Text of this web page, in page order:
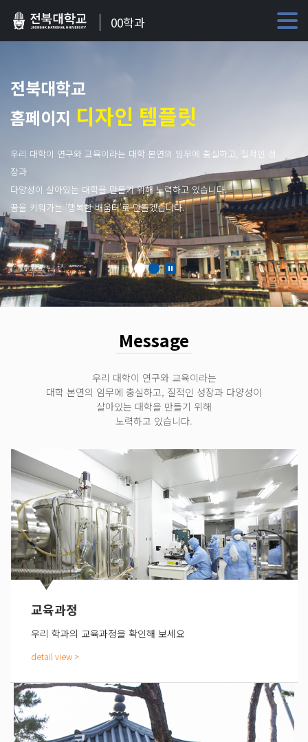
00학과
전북대학교
홈페이지 디자인 템플릿
우리 대학이 연구와 교육이라는 대학 본연의 임무에 충실하고, 질적인 성
장과
다양성이 살아있는 대학을 만들기 위해 노력하고 있습니다.
꿈을 키워가는 '행복한 배움터'로 만들겠습니다.
Message
우리 대학이 연구와 교육이라는
대학 본연의 임무에 충실하고, 질적인 성장과 다양성이
살아있는 대학을 만들기 위해
노력하고 있습니다.
교육과정
우리 학과의 교육과정을 확인해 보세요